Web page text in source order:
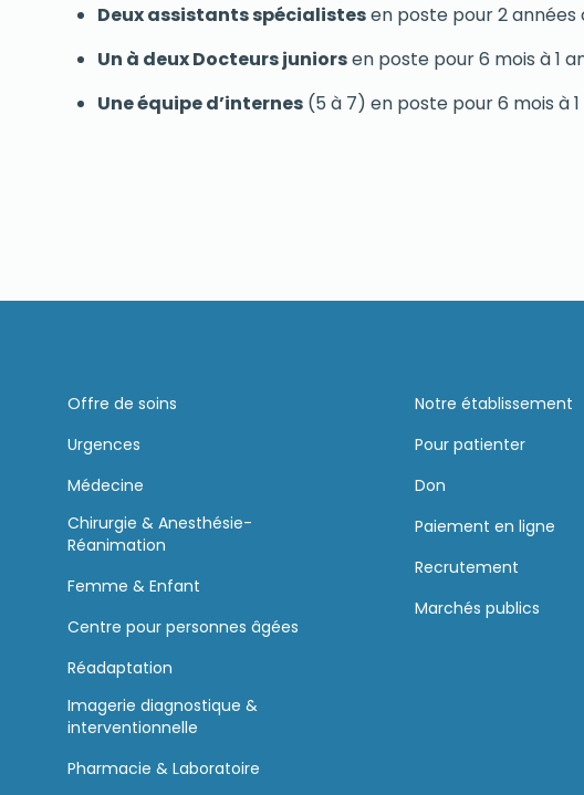
Deux assistants spécialistesen poste pour 2 années
Un à deux Docteurs juniorsen poste pour 6 mois à 1
Une équipe d’internes(5 à 7) en poste pour 6 mois à 1
Offre de soins
Urgences
Médecine
Chirurgie & Anesthésie-
Réanimation
Femme & Enfant
Centre pour personnes âgées
Réadaptation
Imagerie diagnostique &
interventionnelle
Pharmacie & Laboratoire
Notre établissement
Pour patienter
Don
Paiement en ligne
Recrutement
Marchés publics